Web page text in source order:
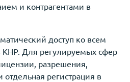
и контрагентами в
доступ ко всем
КНР. Для регулируемых сфер
разрешения,
регистрация в